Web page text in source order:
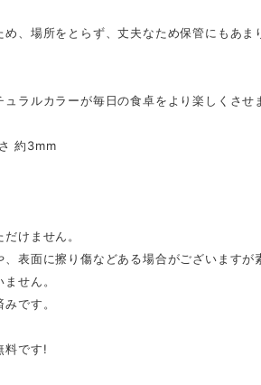
め、場所をとらず、丈夫なため保管にもあま
ラルカラーが毎日の食卓をより楽しくさせ
約3mm
けません。
、表面に擦り傷などある場合がございますが
せん。
です。
料です!